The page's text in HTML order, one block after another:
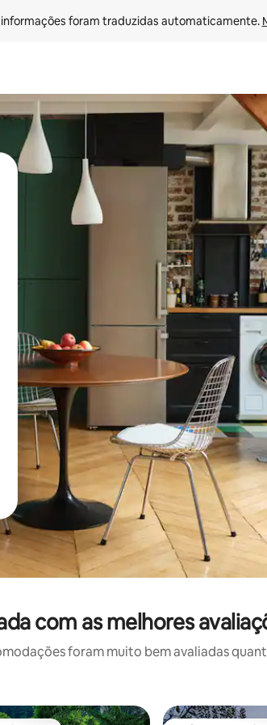
foram traduzidas automaticamente.
as seta para cima e para baixo do
com as melhores
foram muito bem avaliadas